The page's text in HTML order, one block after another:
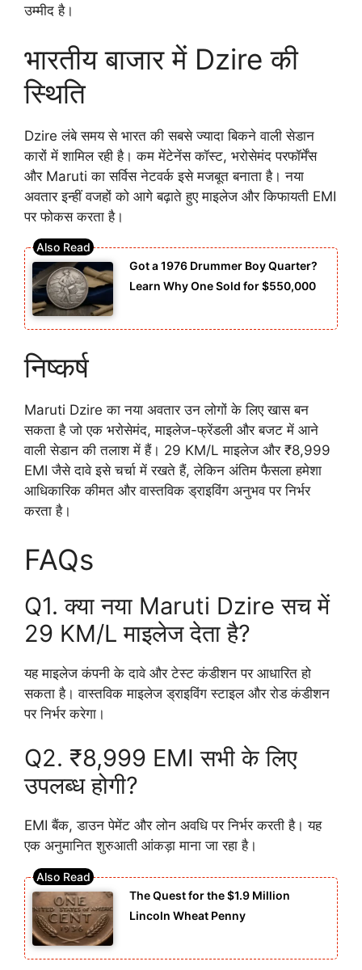
उम्मीद है।
भारतीय बाजार में Dzire की
स्थिति
Dzire लंबे समय से भारत की सबसे ज्यादा बिकने वाली सेडान
कारों में शामिल रही है। कम मेंटेनेंस कॉस्ट, भरोसेमंद परफॉर्मेंस
और Maruti का सर्विस नेटवर्क इसे मजबूत बनाता है। नया
अवतार इन्हीं वजहों को आगे बढ़ाते हुए माइलेज और किफायती EMI
पर फोकस करता है।
Got a 1976 Drummer Boy Quarter?
Learn Why One Sold for $550,000
निष्कर्ष
Maruti Dzire का नया अवतार उन लोगों के लिए खास बन
सकता है जो एक भरोसेमंद, माइलेज-फ्रेंडली और बजट में आने
वाली सेडान की तलाश में हैं। 29 KM/L माइलेज और ₹8,999
EMI जैसे दावे इसे चर्चा में रखते हैं, लेकिन अंतिम फैसला हमेशा
आधिकारिक कीमत और वास्तविक ड्राइविंग अनुभव पर निर्भर
करता है।
FAQs
Q1. क्या नया Maruti Dzire सच में
29 KM/L माइलेज देता है?
यह माइलेज कंपनी के दावे और टेस्ट कंडीशन पर आधारित हो
सकता है। वास्तविक माइलेज ड्राइविंग स्टाइल और रोड कंडीशन
पर निर्भर करेगा।
Q2. ₹8,999 EMI सभी के लिए
उपलब्ध होगी?
EMI बैंक, डाउन पेमेंट और लोन अवधि पर निर्भर करती है। यह
एक अनुमानित शुरुआती आंकड़ा माना जा रहा है।
The Quest for the $1.9 Million
Lincoln Wheat Penny